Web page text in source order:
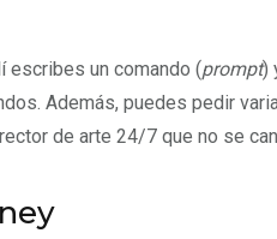
escribes un comando (prompt)
Además, puedes pedir
de arte 24/7 que no se